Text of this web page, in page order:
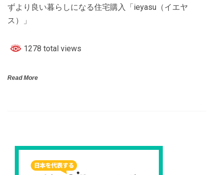
ずより良い暮らしになる住宅購入「ieyasu（イエヤ
ス）」
1278 total views
Read More